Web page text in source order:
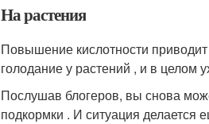
На растения
Повышение кислотности
голодание у растений , и в целом
Послушав блогеров, вы снова
подкормки . И ситуация делается